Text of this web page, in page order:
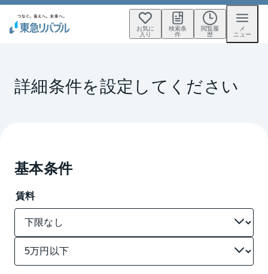
お気に
入り
検索条
件
閲覧履
歴
メ
ニュー
詳細条件を設定してください
基本条件
賃料